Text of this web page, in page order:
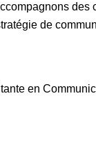
de
en